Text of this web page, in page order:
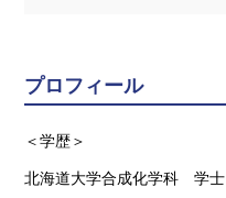
プロフィール
＜学歴＞
北海道大学合成化学科 学士